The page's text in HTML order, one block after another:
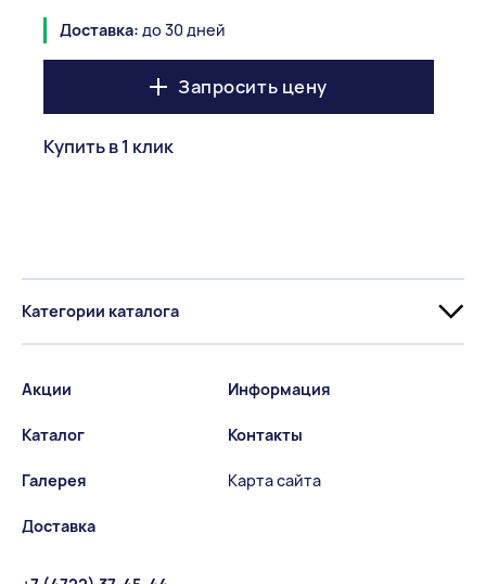
Доставка: до 30 дней
Запросить цену
Купить в 1 клик
Категории каталога
Акции
Каталог
Галерея
Доставка
Информация
Контакты
Карта сайта